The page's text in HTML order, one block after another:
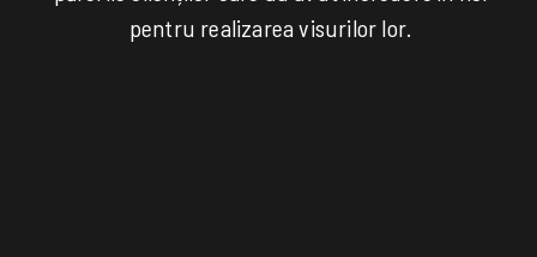
pentru realizarea visurilor lor.